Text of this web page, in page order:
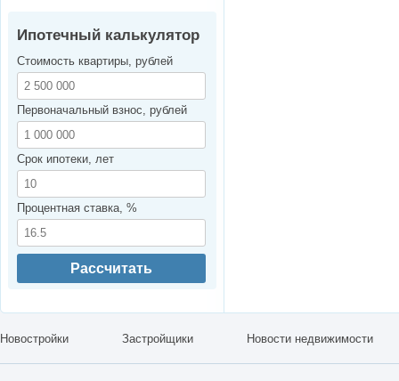
Ипотечный калькулятор
Стоимость квартиры, рублей
Первоначальный взнос, рублей
Срок ипотеки, лет
Процентная ставка, %
Рассчитать
Новостройки Застройщики Новости недвижимости